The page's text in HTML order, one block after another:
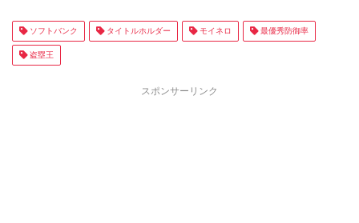
ソフトバンク タイトルホルダー モイネロ 最優秀防御率
盗塁王
スポンサーリンク